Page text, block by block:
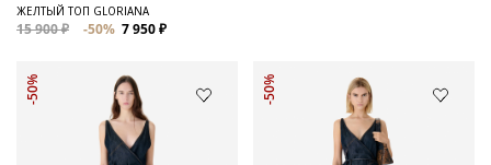
ЖЕЛТЫЙ ТОП GLORIANA
15 900 ₽ -50% 7 950 ₽
-50% -50%